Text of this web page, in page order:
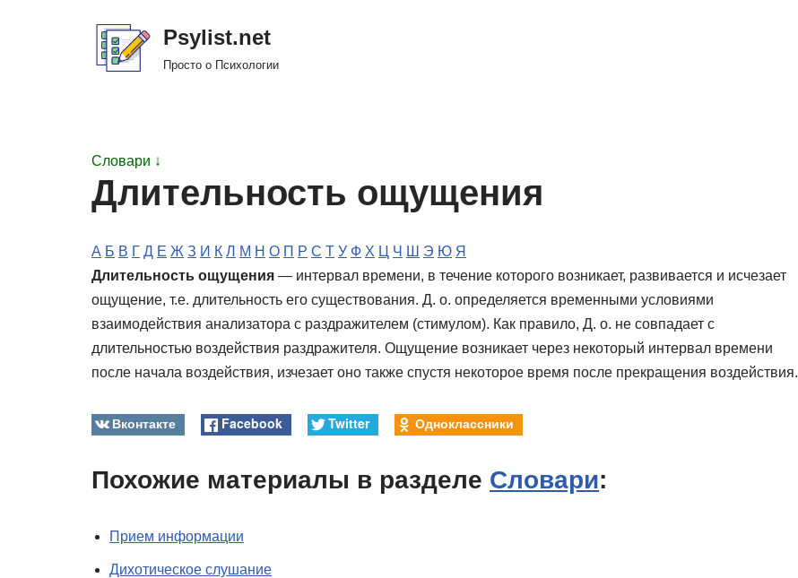
Psylist.net
Просто о Психологии
Словари ↓
Длительность ощущения
А Б В Г Д Е Ж З И К Л М Н О П Р С Т У Ф Х Ц Ч Ш Э Ю Я
Длительность ощущения — интервал времени, в течение которого возникает, развивается и исчезает
ощущение, т.е. длительность его существования. Д. о. определяется временными условиями
взаимодействия анализатора с раздражителем (стимулом). Как правило, Д. о. не совпадает с
длительностью воздействия раздражителя. Ощущение возникает через некоторый интервал времени
после начала воздействия, изчезает оно также спустя некоторое время после прекращения воздействия.
Вконтакте Facebook Twitter Одноклассники
Похожие материалы в разделе Словари:
Прием информации
Дихотическое слушание